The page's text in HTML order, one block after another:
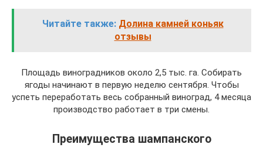
Читайте также: Долина камней коньяк
отзывы
Площадь виноградников около 2,5 тыс. га. Собирать
ягоды начинают в первую неделю сентября. Чтобы
успеть переработать весь собранный виноград, 4 месяца
производство работает в три смены.
Преимущества шампанского